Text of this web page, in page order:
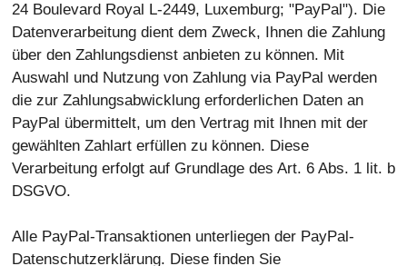
24 Boulevard Royal L-2449, Luxemburg; "PayPal"). Die
Datenverarbeitung dient dem Zweck, Ihnen die Zahlung
über den Zahlungsdienst anbieten zu können. Mit
Auswahl und Nutzung von Zahlung via PayPal werden
die zur Zahlungsabwicklung erforderlichen Daten an
PayPal übermittelt, um den Vertrag mit Ihnen mit der
gewählten Zahlart erfüllen zu können. Diese
Verarbeitung erfolgt auf Grundlage des Art. 6 Abs. 1 lit. b
DSGVO.
Alle PayPal-Transaktionen unterliegen der PayPal-
Datenschutzerklärung. Diese finden Sie